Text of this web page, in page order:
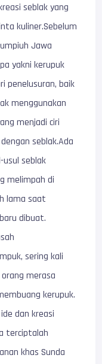
seblak yang
kuliner.Sebelum
Jawa
yakni kerupuk
penelusuran, baik
menggunakan
menjadi ciri
seblak.Ada
seblak
melimpah di
lama saat
dibuat.
sering kali
merasa
kerupuk.
dan kreasi
terciptalah
khas Sunda